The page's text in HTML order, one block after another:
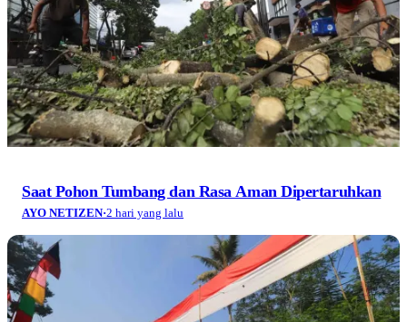
Saat Pohon Tumbang dan Rasa Aman Dipertaruhkan
AYO NETIZEN·2 hari yang lalu